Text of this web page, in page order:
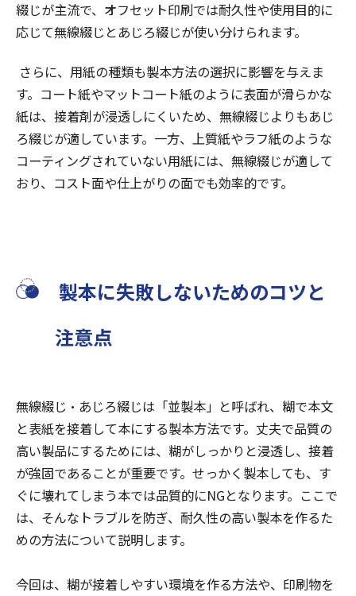
綴じが主流で、オフセット印刷では耐久性や使用目的に
応じて無線綴じとあじろ綴じが使い分けられます。
さらに、用紙の種類も製本方法の選択に影響を与えま
す。コート紙やマットコート紙のように表面が滑らかな
紙は、接着剤が浸透しにくいため、無線綴じよりもあじ
ろ綴じが適しています。一方、上質紙やラフ紙のような
コーティングされていない用紙には、無線綴じが適して
おり、コスト面や仕上がりの面でも効率的です。
製本に失敗しないためのコツと
注意点
無線綴じ・あじろ綴じは「並製本」と呼ばれ、糊で本文
と表紙を接着して本にする製本方法です。丈夫で品質の
高い製品にするためには、糊がしっかりと浸透し、接着
が強固であることが重要です。せっかく製本しても、す
ぐに壊れてしまう本では品質的にNGとなります。ここで
は、そんなトラブルを防ぎ、耐久性の高い製本を作るた
めの方法について説明します。
今回は、糊が接着しやすい環境を作る方法や、印刷物を